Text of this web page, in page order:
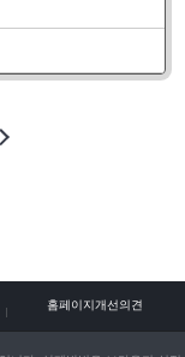
홈페이지개선의견